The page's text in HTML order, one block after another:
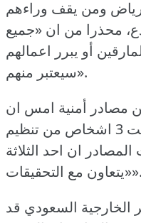
ومن يقف وراءهم
محذرا من ان «جميع
أو يبرر اعمالهم
سيعتبر منهم».
مصادر أمنية امس ان
السلطات السعودية اعتقلت 3 اشخاص من تنظيم
المصادر ان احد الثلاثة
«يتعاون مع التحقيقات».
الخارجية السعودي قد